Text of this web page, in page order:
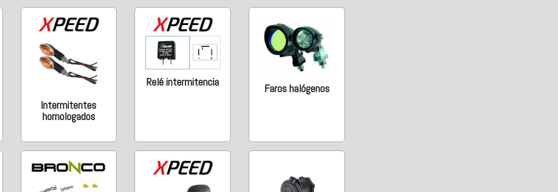
Intermitentes
homologados
Relé intermitencia Faros halógenos